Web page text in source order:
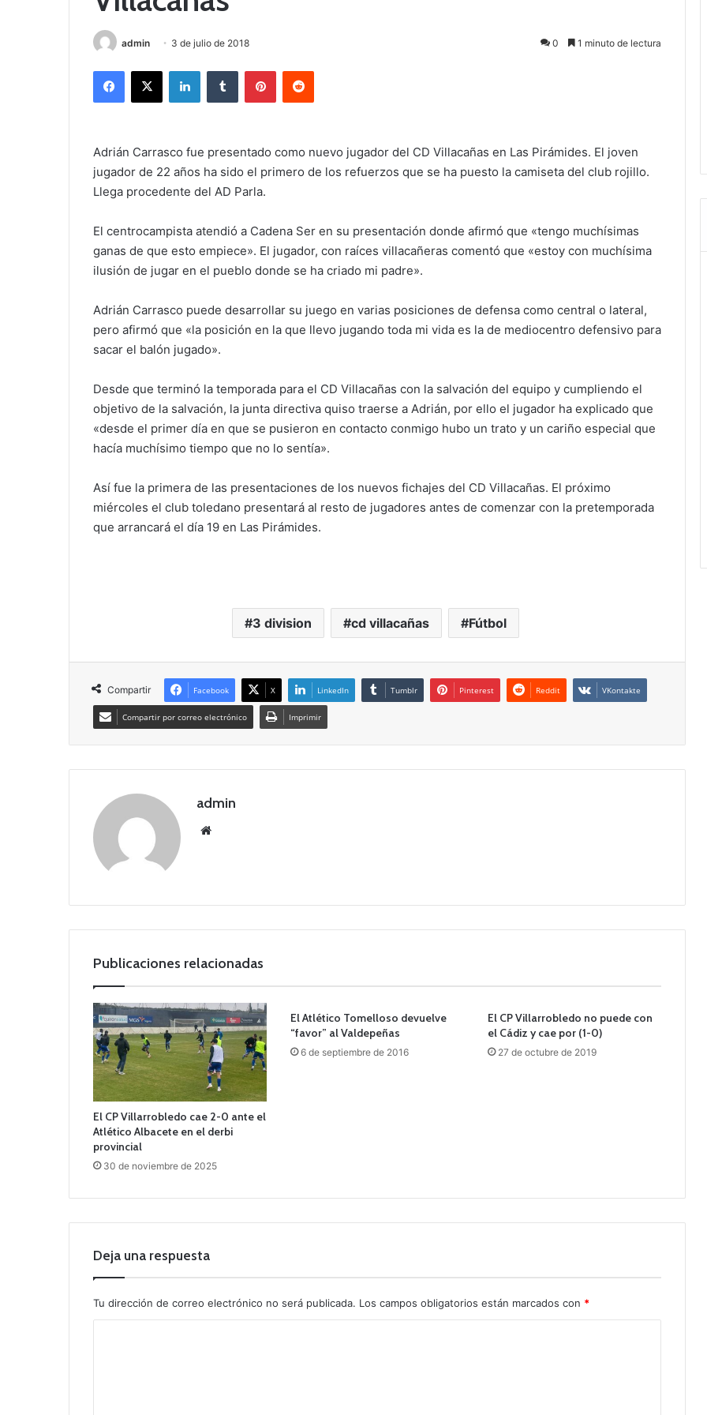
admin 3 de julio de 2018 0 1 minuto de lectura
Adrián Carrasco fue presentado como nuevo jugador del CD Villacañas en Las Pirámides. El joven
jugador de 22 años ha sido el primero de los refuerzos que se ha puesto la camiseta del club rojillo.
Llega procedente del AD Parla.
El centrocampista atendió a Cadena Ser en su presentación donde afirmó que «tengo muchísimas
ganas de que esto empiece». El jugador, con raíces villacañeras comentó que «estoy con muchísima
ilusión de jugar en el pueblo donde se ha criado mi padre».
Adrián Carrasco puede desarrollar su juego en varias posiciones de defensa como central o lateral,
pero afirmó que «la posición en la que llevo jugando toda mi vida es la de mediocentro defensivo para
sacar el balón jugado».
Desde que terminó la temporada para el CD Villacañas con la salvación del equipo y cumpliendo el
objetivo de la salvación, la junta directiva quiso traerse a Adrián, por ello el jugador ha explicado que
«desde el primer día en que se pusieron en contacto conmigo hubo un trato y un cariño especial que
hacía muchísimo tiempo que no lo sentía».
Así fue la primera de las presentaciones de los nuevos fichajes del CD Villacañas. El próximo
miércoles el club toledano presentará al resto de jugadores antes de comenzar con la pretemporada
que arrancará el día 19 en Las Pirámides.
3 division cd villacañas Fútbol
Compartir Facebook X LinkedIn Tumblr Pinterest Reddit VKontakte
Compartir por correo electrónico Imprimir
admin
Publicaciones relacionadas
El CP Villarrobledo cae 2-0 ante el
Atlético Albacete en el derbi
provincial
30 de noviembre de 2025
El Atlético Tomelloso devuelve
“favor” al Valdepeñas
6 de septiembre de 2016
El CP Villarrobledo no puede con
el Cádiz y cae por (1-0)
27 de octubre de 2019
Deja una respuesta
Tu dirección de correo electrónico no será publicada. Los campos obligatorios están marcados con *